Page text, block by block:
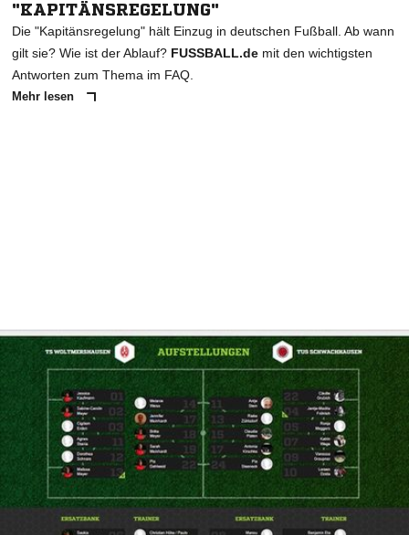
"KAPITÄNSREGELUNG"
Die "Kapitänsregelung" hält Einzug in deutschen Fußball. Ab wann
gilt sie? Wie ist der Ablauf? FUSSBALL.de mit den wichtigsten
Antworten zum Thema im FAQ.
Mehr lesen